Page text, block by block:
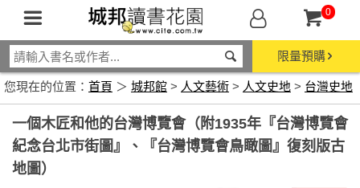
0
限量預購
您現在的位置： 首頁 ＞ 城邦館 > 人文藝術 > 人文史地 > 台灣史地
一個木匠和他的台灣博覽會（附1935年『台灣博覽會
紀念台北市街圖』、『台灣博覽會鳥瞰圖』復刻版古
地圖）